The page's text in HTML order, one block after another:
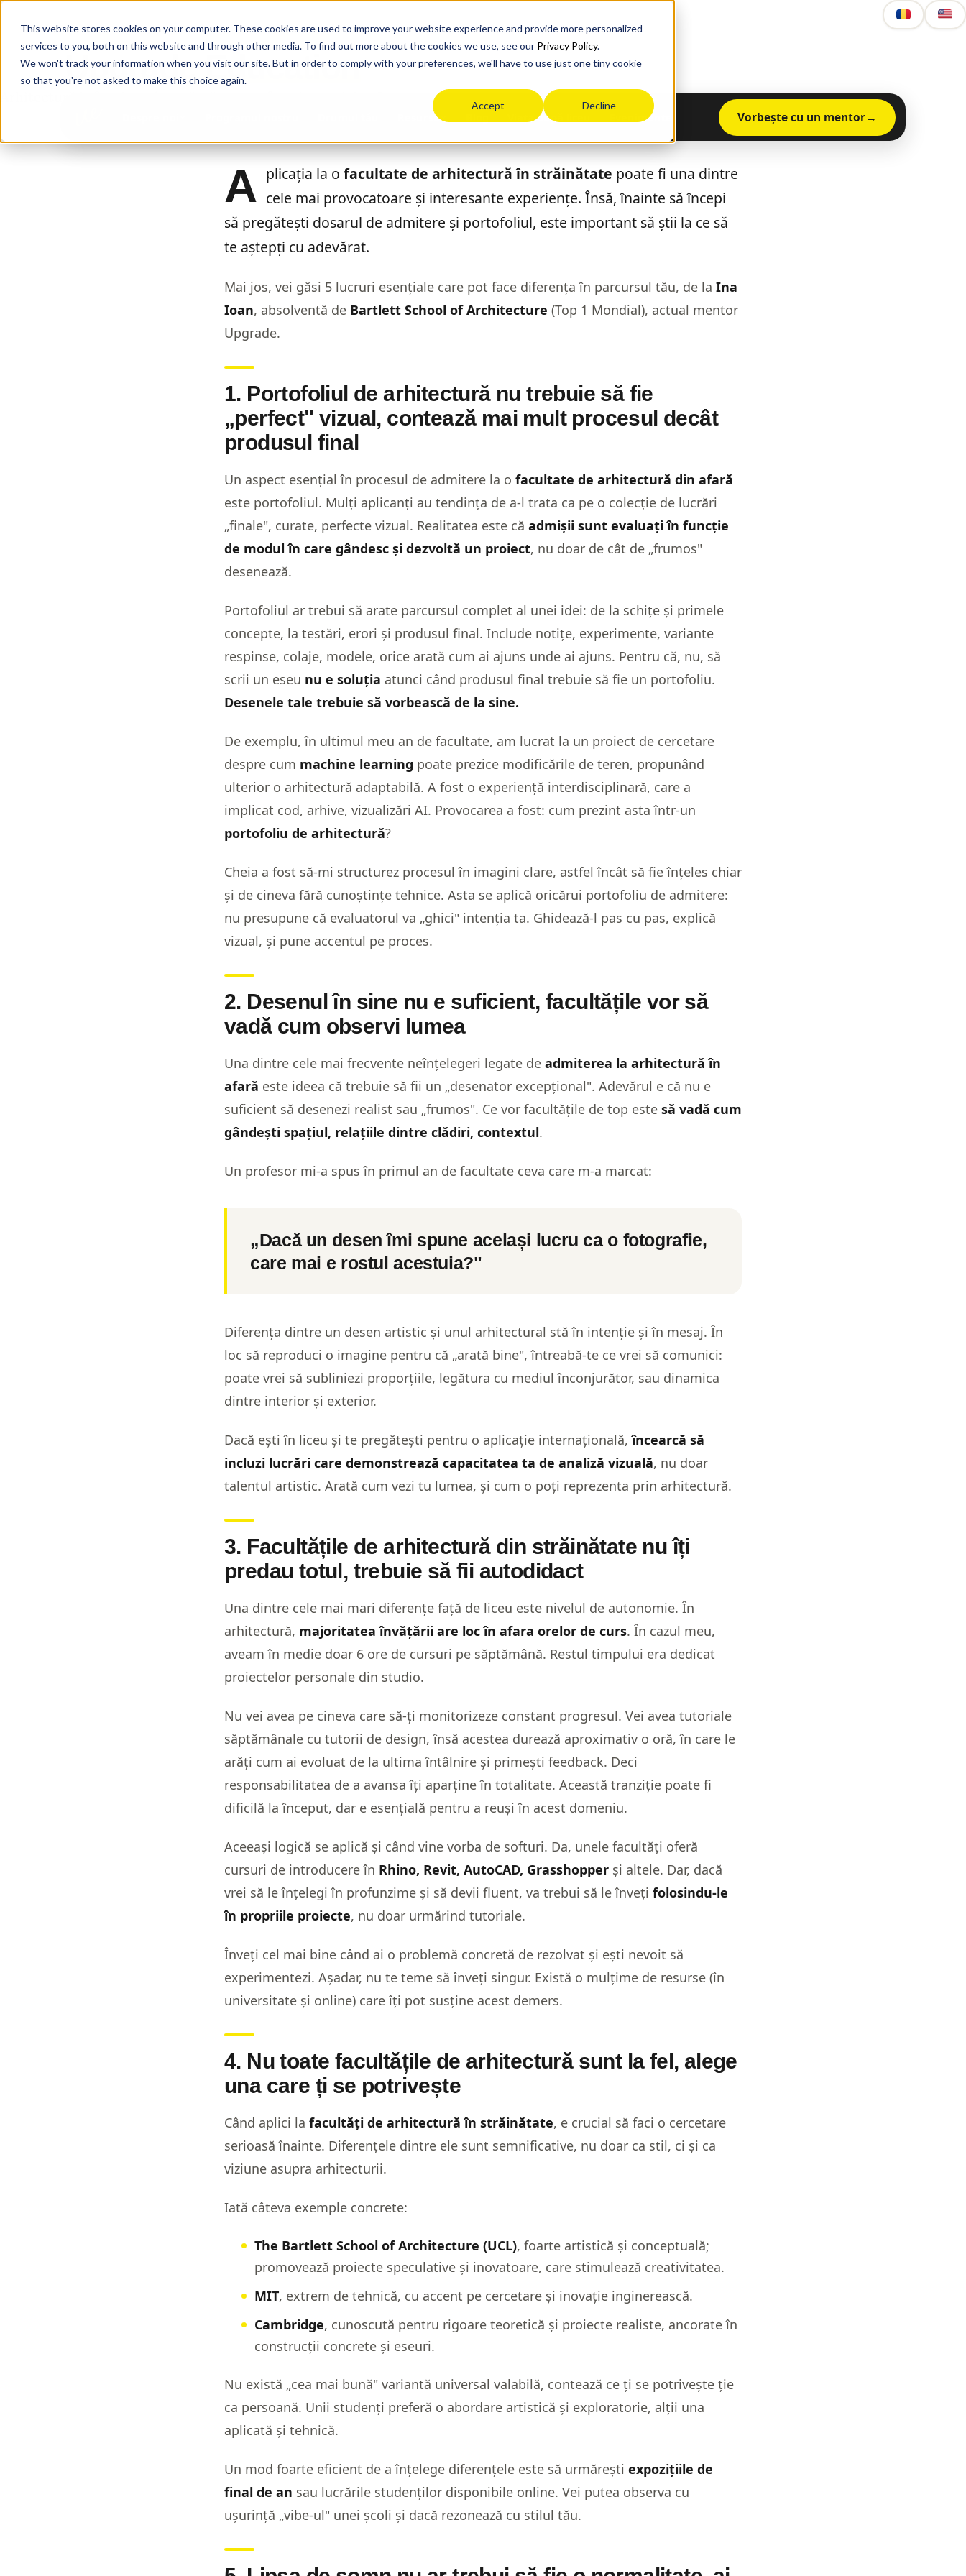
This website stores cookies on your computer. These cookies are used to improve your website experience and provide more personalized
services to you, both on this website and through other media. To find out more about the cookies we use, see our Privacy Policy.
We won't track your information when you visit our site. But in order to comply with your preferences, we'll have to use just one tiny cookie
so that you're not asked to make this choice again.
Accept Decline
UpgradeEducation
Resurse Viața după liceu Evenimente Vorbește cu un mentor
A plicația la o facultate de arhitectură în străinătate poate fi una dintre
cele mai provocatoare și interesante experiențe. Însă, înainte să începi
să pregătești dosarul de admitere și portofoliul, este important să știi la ce să
te aștepți cu adevărat.
Mai jos, vei găsi 5 lucruri esențiale care pot face diferența în parcursul tău, de la Ina
Ioan, absolventă de Bartlett School of Architecture (Top 1 Mondial), actual mentor
Upgrade.
1. Portofoliul de arhitectură nu trebuie să fie
„perfect" vizual, contează mai mult procesul decât
produsul final
Un aspect esențial în procesul de admitere la o facultate de arhitectură din afară
este portofoliul. Mulți aplicanți au tendința de a-l trata ca pe o colecție de lucrări
„finale", curate, perfecte vizual. Realitatea este că admișii sunt evaluați în funcție
de modul în care gândesc și dezvoltă un proiect, nu doar de cât de „frumos"
desenează.
Portofoliul ar trebui să arate parcursul complet al unei idei: de la schițe și primele
concepte, la testări, erori și produsul final. Include notițe, experimente, variante
respinse, colaje, modele, orice arată cum ai ajuns unde ai ajuns. Pentru că, nu, să
scrii un eseu nu e soluția atunci când produsul final trebuie să fie un portofoliu.
Desenele tale trebuie să vorbească de la sine.
De exemplu, în ultimul meu an de facultate, am lucrat la un proiect de cercetare
despre cum machine learning poate prezice modificările de teren, propunând
ulterior o arhitectură adaptabilă. A fost o experiență interdisciplinară, care a
implicat cod, arhive, vizualizări AI. Provocarea a fost: cum prezint asta într-un
portofoliu de arhitectură?
Cheia a fost să-mi structurez procesul în imagini clare, astfel încât să fie înțeles chiar
și de cineva fără cunoștințe tehnice. Asta se aplică oricărui portofoliu de admitere:
nu presupune că evaluatorul va „ghici" intenția ta. Ghidează-l pas cu pas, explică
vizual, și pune accentul pe proces.
2. Desenul în sine nu e suficient, facultățile vor să
vadă cum observi lumea
Una dintre cele mai frecvente neînțelegeri legate de admiterea la arhitectură în
afară este ideea că trebuie să fii un „desenator excepțional". Adevărul e că nu e
suficient să desenezi realist sau „frumos". Ce vor facultățile de top este să vadă cum
gândești spațiul, relațiile dintre clădiri, contextul.
Un profesor mi-a spus în primul an de facultate ceva care m-a marcat:
„Dacă un desen îmi spune același lucru ca o fotografie,
care mai e rostul acestuia?"
Diferența dintre un desen artistic și unul arhitectural stă în intenție și în mesaj. În
loc să reproduci o imagine pentru că „arată bine", întreabă-te ce vrei să comunici:
poate vrei să subliniezi proporțiile, legătura cu mediul înconjurător, sau dinamica
dintre interior și exterior.
Dacă ești în liceu și te pregătești pentru o aplicație internațională,încearcă să
incluzi lucrări care demonstrează capacitatea ta de analiză vizuală, nu doar
talentul artistic. Arată cum vezi tu lumea, și cum o poți reprezenta prin arhitectură.
3. Facultățile de arhitectură din străinătate nu îți
predau totul, trebuie să fii autodidact
Una dintre cele mai mari diferențe față de liceu este nivelul de autonomie. În
arhitectură, majoritatea învățării are loc în afara orelor de curs. În cazul meu,
aveam în medie doar 6 ore de cursuri pe săptămână. Restul timpului era dedicat
proiectelor personale din studio.
Nu vei avea pe cineva care să-ți monitorizeze constant progresul. Vei avea tutoriale
săptămânale cu tutorii de design, însă acestea durează aproximativ o oră, în care le
arăți cum ai evoluat de la ultima întâlnire și primești feedback. Deci
responsabilitatea de a avansa îți aparține în totalitate. Această tranziție poate fi
dificilă la început, dar e esențială pentru a reuși în acest domeniu.
Aceeași logică se aplică și când vine vorba de softuri. Da, unele facultăți oferă
cursuri de introducere în Rhino, Revit, AutoCAD, Grasshopper și altele. Dar, dacă
vrei să le înțelegi în profunzime și să devii fluent, va trebui să le înveți folosindu-le
în propriile proiecte, nu doar urmărind tutoriale.
Înveți cel mai bine când ai o problemă concretă de rezolvat și ești nevoit să
experimentezi. Așadar, nu te teme să înveți singur. Există o mulțime de resurse (în
universitate și online) care îți pot susține acest demers.
4. Nu toate facultățile de arhitectură sunt la fel, alege
una care ți se potrivește
Când aplici la facultăți de arhitectură în străinătate, e crucial să faci o cercetare
serioasă înainte. Diferențele dintre ele sunt semnificative, nu doar ca stil, ci și ca
viziune asupra arhitecturii.
Iată câteva exemple concrete:
The Bartlett School of Architecture (UCL), foarte artistică și conceptuală;
promovează proiecte speculative și inovatoare, care stimulează creativitatea.
MIT, extrem de tehnică, cu accent pe cercetare și inovație inginerească.
Cambridge, cunoscută pentru rigoare teoretică și proiecte realiste, ancorate în
construcții concrete și eseuri.
Nu există „cea mai bună" variantă universal valabilă, contează ce ți se potrivește ție
ca persoană. Unii studenți preferă o abordare artistică și exploratorie, alții una
aplicată și tehnică.
Un mod foarte eficient de a înțelege diferențele este să urmărești expozițiile de
final de an sau lucrările studenților disponibile online. Vei putea observa cu
ușurință „vibe-ul" unei școli și dacă rezonează cu stilul tău.